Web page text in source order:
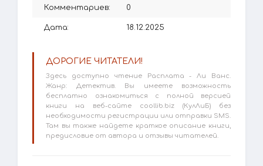
Комментариев: 0
Дата: 18.12.2025
ДОРОГИЕ ЧИТАТЕЛИ!
Здесь доступно чтение Расплата - Ли Ванс.
Жанр: Детектив. Вы имеете возможность
бесплатно ознакомиться с полной версией
книги на веб-сайте coollib.biz (КулЛиБ) без
необходимости регистрации или отправки SMS.
Там вы также найдете краткое описание книги,
предисловие от автора и отзывы читателей.